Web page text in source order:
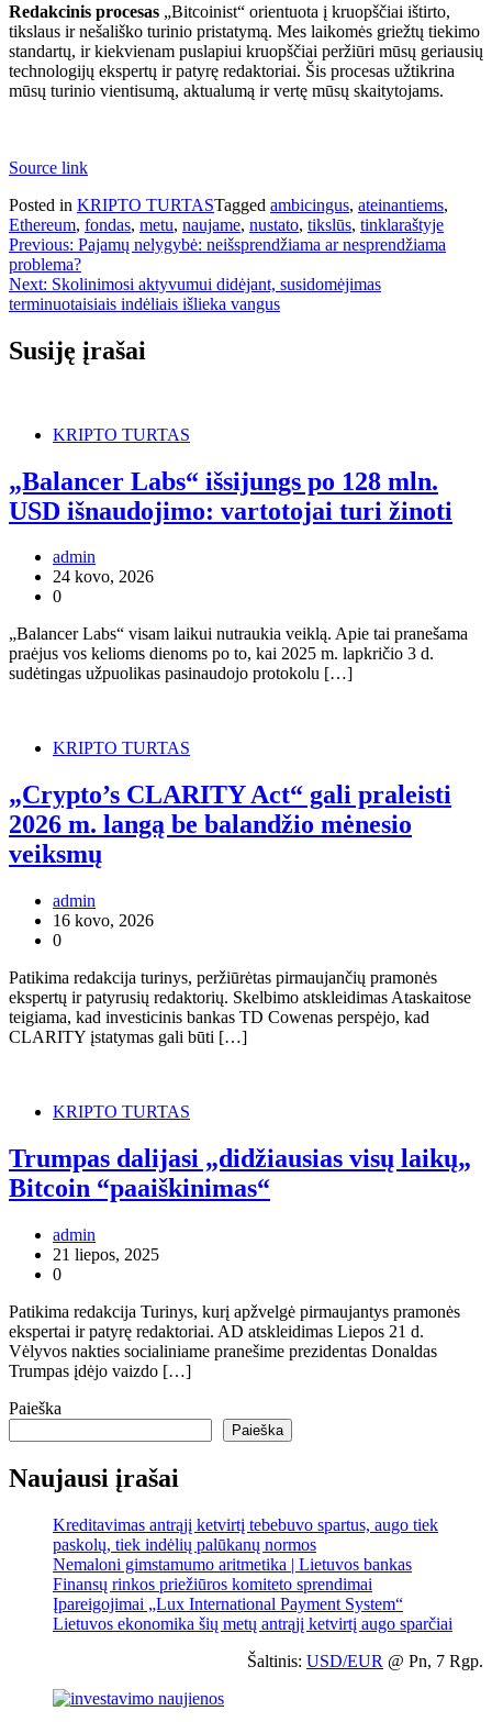
Redakcinis procesas „Bitcoinist“ orientuota į kruopščiai ištirto,
tikslaus ir nešališko turinio pristatymą. Mes laikomės griežtų tiekimo
standartų, ir kiekvienam puslapiui kruopščiai peržiūri mūsų geriausių
technologijų ekspertų ir patyrę redaktoriai. Šis procesas užtikrina
mūsų turinio vientisumą, aktualumą ir vertę mūsų skaitytojams.
Source link
Posted in KRIPTO TURTASTagged ambicingus, ateinantiems,
Ethereum, fondas, metu, naujame, nustato, tikslūs, tinklaraštyje
Navigacija
tarp
įrašų
Previous: Pajamų nelygybė: neišsprendžiama ar nesprendžiama
problema?
Next: Skolinimosi aktyvumui didėjant, susidomėjimas
terminuotaisiais indėliais išlieka vangus
Susiję įrašai
KRIPTO TURTAS
„Balancer Labs“ išsijungs po 128 mln.
USD išnaudojimo: vartotojai turi žinoti
admin
24 kovo, 2026
0
„Balancer Labs“ visam laikui nutraukia veiklą. Apie tai pranešama
praėjus vos kelioms dienoms po to, kai 2025 m. lapkričio 3 d.
sudėtingas užpuolikas pasinaudojo protokolu […]
KRIPTO TURTAS
„Crypto’s CLARITY Act“ gali praleisti
2026 m. langą be balandžio mėnesio
veiksmų
admin
16 kovo, 2026
0
Patikima redakcija turinys, peržiūrėtas pirmaujančių pramonės
ekspertų ir patyrusių redaktorių. Skelbimo atskleidimas Ataskaitose
teigiama, kad investicinis bankas TD Cowenas perspėjo, kad
CLARITY įstatymas gali būti […]
KRIPTO TURTAS
Trumpas dalijasi „didžiausias visų laikų„
Bitcoin “paaiškinimas“
admin
21 liepos, 2025
0
Patikima redakcija Turinys, kurį apžvelgė pirmaujantys pramonės
ekspertai ir patyrę redaktoriai. AD atskleidimas Liepos 21 d.
Vėlyvos nakties socialiniame pranešime prezidentas Donaldas
Trumpas įdėjo vaizdo […]
Paieška
Paieška
Naujausi įrašai
Kreditavimas antrąjį ketvirtį tebebuvo spartus, augo tiek
paskolų, tiek indėlių palūkanų normos
Nemaloni gimstamumo aritmetika | Lietuvos bankas
Finansų rinkos priežiūros komiteto sprendimai
Įpareigojimai „Lux International Payment System“
Lietuvos ekonomika šių metų antrąjį ketvirtį augo sparčiai
Šaltinis: USD/EUR @ Pn, 7 Rgp.